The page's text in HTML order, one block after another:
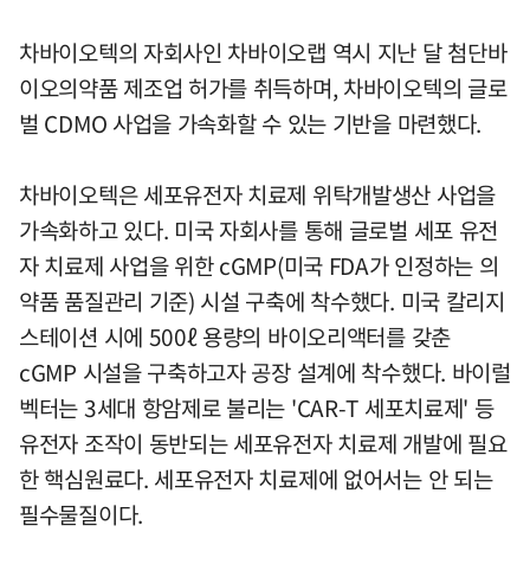
차바이오텍의 자회사인 차바이오랩 역시 지난 달 첨단바
이오의약품 제조업 허가를 취득하며, 차바이오텍의 글로
벌 CDMO 사업을 가속화할 수 있는 기반을 마련했다.
차바이오텍은 세포유전자 치료제 위탁개발생산 사업을
가속화하고 있다. 미국 자회사를 통해 글로벌 세포 유전
자 치료제 사업을 위한 cGMP(미국 FDA가 인정하는 의
약품 품질관리 기준) 시설 구축에 착수했다. 미국 칼리지
스테이션 시에 500ℓ 용량의 바이오리액터를 갖춘
cGMP 시설을 구축하고자 공장 설계에 착수했다. 바이럴
벡터는 3세대 항암제로 불리는 'CAR-T 세포치료제' 등
유전자 조작이 동반되는 세포유전자 치료제 개발에 필요
한 핵심원료다. 세포유전자 치료제에 없어서는 안 되는
필수물질이다.